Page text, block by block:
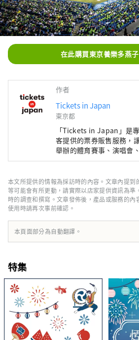
在此購買東京養樂多燕
作者
Tickets in Japan
東京都
「Tickets in Japan」是
客提供的票券販售服務，
舉辦的體育賽事、演唱會
本文所提供的情報為採訪時的內容。文章內提到
等可能會有所更動，請實際以店家提供資訊為準
時的調查和撰寫。文章發佈後，產品或服務的內
使用時請再次事前確認。
本頁面部分為自動翻譯。
特集